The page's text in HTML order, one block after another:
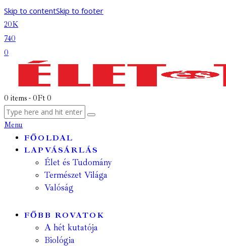
Skip to contentSkip to footer
20K
740
0
0 items - 0Ft 0
Menu
FŐOLDAL
LAPVÁSÁRLÁS
Élet és Tudomány
Természet Világa
Valóság
FŐBB ROVATOK
A hét kutatója
Biológia